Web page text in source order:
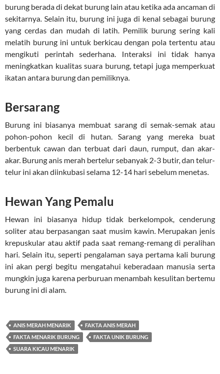
burung berada di dekat burung lain atau ketika ada ancaman di
sekitarnya. Selain itu, burung ini juga di kenal sebagai burung
yang cerdas dan mudah di latih. Pemilik burung sering kali
melatih burung ini untuk berkicau dengan pola tertentu atau
mengikuti perintah sederhana. Interaksi ini tidak hanya
meningkatkan kualitas suara burung, tetapi juga memperkuat
ikatan antara burung dan pemiliknya.
Bersarang
Burung ini biasanya membuat sarang di semak-semak atau
pohon-pohon kecil di hutan. Sarang yang mereka buat
berbentuk cawan dan terbuat dari daun, rumput, dan akar-
akar. Burung anis merah bertelur sebanyak 2-3 butir, dan telur-
telur ini akan diinkubasi selama 12-14 hari sebelum menetas.
Hewan Yang Pemalu
Hewan ini biasanya hidup tidak berkelompok, cenderung
soliter atau berpasangan saat musim kawin. Merupakan jenis
krepuskular atau aktif pada saat remang-remang di peralihan
hari. Selain itu, seperti pengalaman saya pertama kali burung
ini akan pergi begitu mengatahui keberadaan manusia serta
mungkin juga karena perburuan menambah kesulitan bertemu
burung ini di alam.
ANIS MERAH MENARIK
FAKTA ANIS MERAH
FAKTA MENARIK BURUNG
FAKTA UNIK BURUNG
SUARA KICAU MENARIK